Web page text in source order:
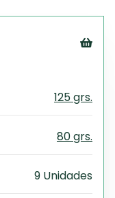
125 grs.
80 grs.
9 Unidades